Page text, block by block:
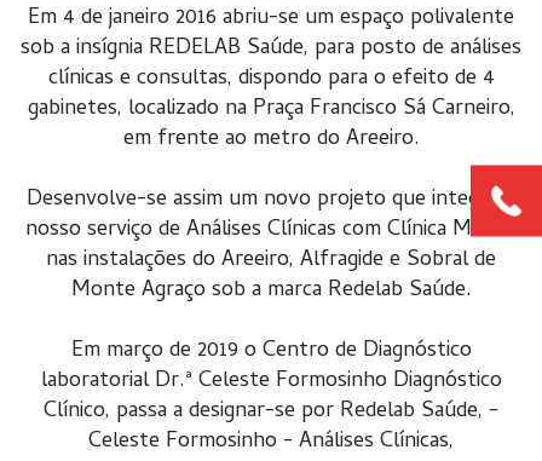
Em 4 de janeiro 2016 abriu-se um espaço polivalente
sob a insígnia REDELAB Saúde, para posto de análises
clínicas e consultas, dispondo para o efeito de 4
gabinetes, localizado na Praça Francisco Sá Carneiro,
em frente ao metro do Areeiro.
Desenvolve-se assim um novo projeto que integra o
nosso serviço de Análises Clínicas com Clínica Médica
nas instalações do Areeiro, Alfragide e Sobral de
Monte Agraço sob a marca Redelab Saúde.
Em março de 2019 o Centro de Diagnóstico
laboratorial Dr.ª Celeste Formosinho Diagnóstico
Clínico, passa a designar-se por Redelab Saúde, -
Celeste Formosinho - Análises Clínicas,